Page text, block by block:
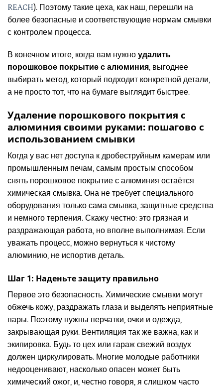
REACH). Поэтому такие цеха, как наш, перешли на
более безопасные и соответствующие нормам смывки
с контролем процесса.
В конечном итоге, когда вам нужно удалить
порошковое покрытие с алюминия, выгоднее
выбирать метод, который подходит конкретной детали,
а не просто тот, что на бумаге выглядит быстрее.
Удаление порошкового покрытия с
алюминия своими руками: пошагово с
использованием смывки
Когда у вас нет доступа к дробеструйным камерам или
промышленным печам, самым простым способом
снять порошковое покрытие с алюминия остаётся
химическая смывка. Она не требует специального
оборудования только сама смывка, защитные средства
и немного терпения. Скажу честно: это грязная и
раздражающая работа, но вполне выполнимая. Если
уважать процесс, можно вернуться к чистому
алюминию, не испортив деталь.
Шаг 1: Наденьте защиту правильно
Первое это безопасность. Химические смывки могут
обжечь кожу, раздражать глаза и выделять неприятные
пары. Поэтому нужны перчатки, очки и одежда,
закрывающая руки. Вентиляция так же важна, как и
экипировка. Будь то цех или гараж свежий воздух
должен циркулировать. Многие молодые работники
недооценивают, насколько опасен может быть
химический ожог, и, честно говоря, я слишком часто